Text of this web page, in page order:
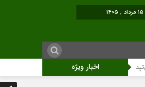
اخبار ویژه
نمایشگاه آثار هنری ویژه ارتحال امام (ره)برگزار